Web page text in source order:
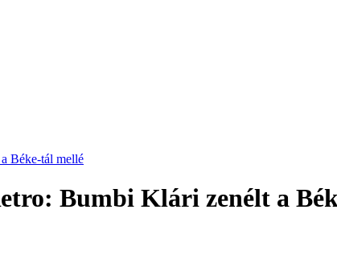
Béke-tál mellé
Bumbi Klári zenélt a